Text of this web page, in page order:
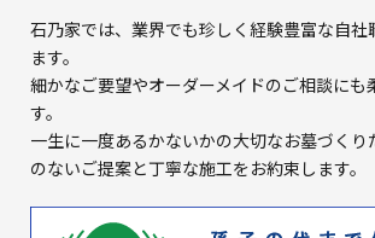
石乃家では、業界でも珍しく経験豊富な自社
ます。
細かなご要望やオーダーメイドのご相談にも
す。
一生に一度あるかないかの大切なお墓づくり
のないご提案と丁寧な施工をお約束します。